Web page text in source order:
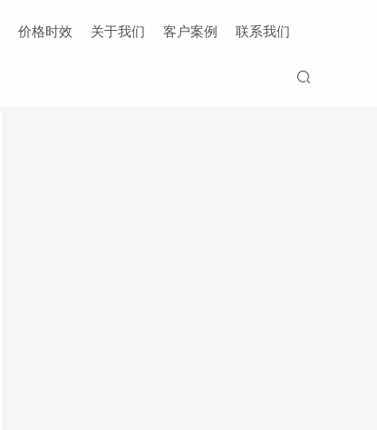
价格时效 关于我们 客户案例 联系我们